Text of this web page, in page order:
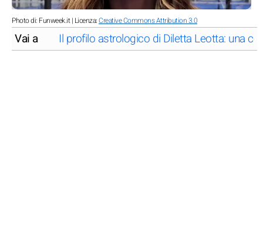
Photo di: Funweek.it | Licenza:Creative Commons Attribution 3.0
Vai a Il profilo astrologico di Diletta Leotta: una